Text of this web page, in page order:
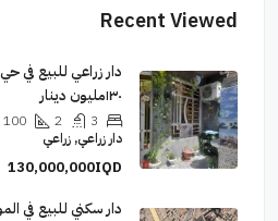
Recent Viewed
١٣٠مليون دينار
3
2
100
دار زراعي, زراعي
130,000,000IQD